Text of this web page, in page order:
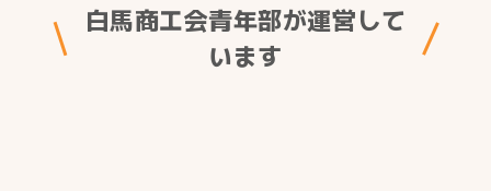
白馬商工会青年部が運営して
います